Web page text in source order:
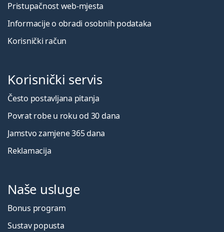
Pristupačnost web-mjesta
Informacije o obradi osobnih podataka
Korisnički račun
Korisnički servis
Često postavljana pitanja
Povrat robe u roku od 30 dana
Jamstvo zamjene 365 dana
Reklamacija
Naše usluge
Bonus program
Sustav popusta